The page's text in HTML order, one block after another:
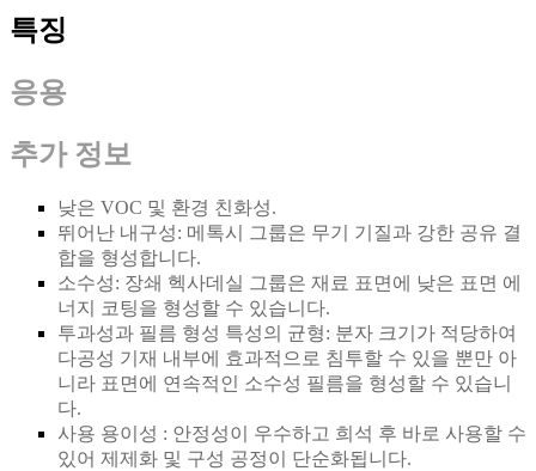
특징
응용
추가 정보
낮은 VOC 및 환경 친화성.
뛰어난 내구성: 메톡시 그룹은 무기 기질과 강한 공유 결
합을 형성합니다.
소수성: 장쇄 헥사데실 그룹은 재료 표면에 낮은 표면 에
너지 코팅을 형성할 수 있습니다.
투과성과 필름 형성 특성의 균형: 분자 크기가 적당하여
다공성 기재 내부에 효과적으로 침투할 수 있을 뿐만 아
니라 표면에 연속적인 소수성 필름을 형성할 수 있습니
다.
사용 용이성 : 안정성이 우수하고 희석 후 바로 사용할 수
있어 제제화 및 구성 공정이 단순화됩니다.